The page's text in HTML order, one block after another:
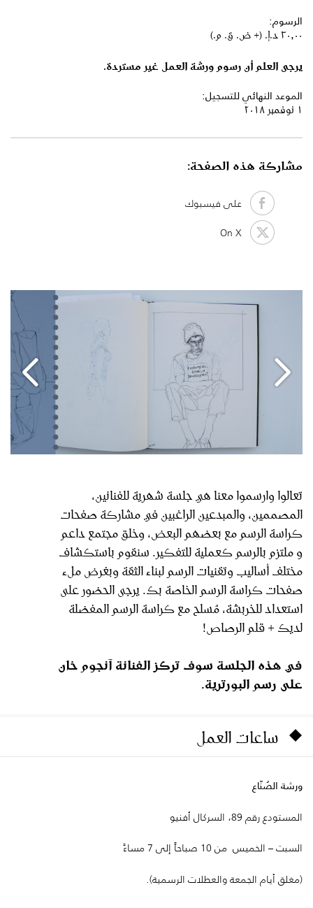
الرسوم:
٣٠٫٠٠ د.إ.‏ (+ ض. ق. م.)
يرجى العلم أن رسوم ورشةالعمل غير مستردة.
الموعد النهائي للتسجيل:
١ نوفمبر ٢٠١٨
مشاركة هذه الصفحة:
على فيسبوك
تعالوا وارسموا معنا هي جلسة شهرية للفنانين،
المصممين، والمبدعين الراغبين في مشاركة صفحات
كراسة الرسم مع بعضهم البعض، وخلق مجتمع داعم
و ملتزم بالرسم كعملية للتفكير. سنقوم باستكشاف
مختلف أساليب وتقنيات الرسم لبناء الثقة وبغرض ملء
صفحات كراسة الرسم الخاصة بك. يرجى الحضور على
استعداد للخربشة، مُسلح مع كراسة الرسم المفضلة
لديك + قلم الرصاص!
في هذه الجلسة سوف تركز الفنانة آنجوم خان
على رسم البورترية.
ساعات العمل
ورشة الصُنّاع
المستودع رقم 89، السركال أفنيو
السبت – الخميس من 10 صباحاً إلى 7 مساءً
(مغلق أيام الجمعة والعطلات الرسمية).